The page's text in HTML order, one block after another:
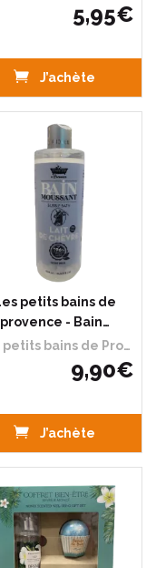
5,95€
J’achète
petits bains de
provence - Bain…
Les petits bains de Provence
9,90€
J’achète